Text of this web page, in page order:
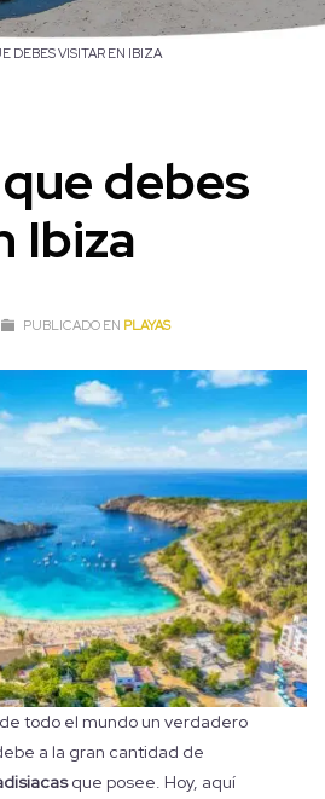
DEBES VISITAR EN IBIZA
debes
Ibiza
PUBLICADO EN PLAYAS
todo el mundo un verdadero
a la gran cantidad de
que posee. Hoy, aquí